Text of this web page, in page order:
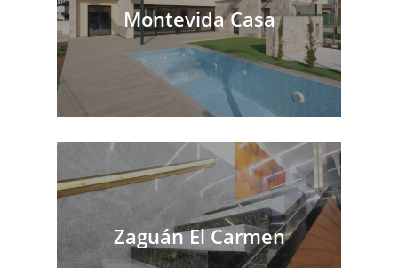
Montevida Casa
Zaguán El Carmen